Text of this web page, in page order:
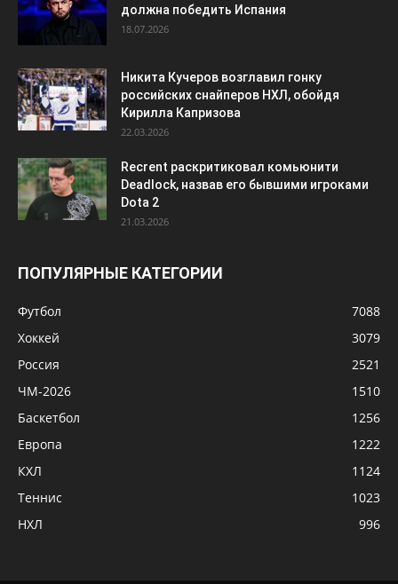
должна победить Испания
18.07.2026
Никита Кучеров возглавил гонку
российских снайперов НХЛ, обойдя
Кирилла Капризова
22.03.2026
Recrent раскритиковал комьюнити
Deadlock, назвав его бывшими игроками
Dota 2
21.03.2026
ПОПУЛЯРНЫЕ КАТЕГОРИИ
Футбол
7088
Хоккей
3079
Россия
2521
ЧМ-2026
1510
Баскетбол
1256
Европа
1222
КХЛ
1124
Теннис
1023
НХЛ
996